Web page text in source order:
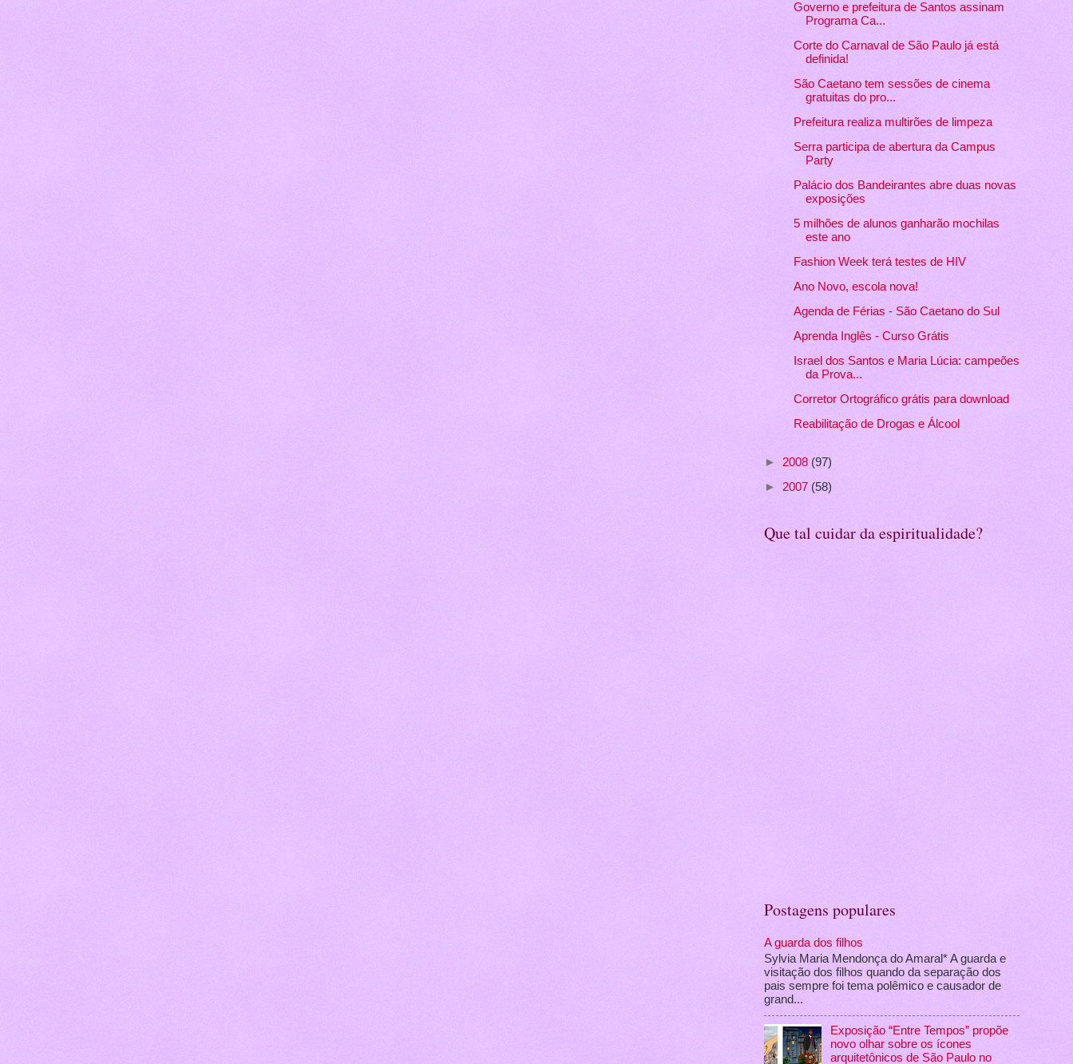
Governo e prefeitura de Santos assinam
Programa Ca...
Corte do Carnaval de São Paulo já está
definida!
São Caetano tem sessões de cinema
gratuitas do pro...
Prefeitura realiza multirões de limpeza
Serra participa de abertura da Campus
Party
Palácio dos Bandeirantes abre duas novas
exposições
5 milhões de alunos ganharão mochilas
este ano
Fashion Week terá testes de HIV
Ano Novo, escola nova!
Agenda de Férias - São Caetano do Sul
Aprenda Inglês - Curso Grátis
Israel dos Santos e Maria Lúcia: campeões
da Prova...
Corretor Ortográfico grátis para download
Reabilitação de Drogas e Álcool
► 2008 (97)
► 2007 (58)
Que tal cuidar da espiritualidade?
Postagens populares
A guarda dos filhos
Sylvia Maria Mendonça do Amaral* A guarda e
visitação dos filhos quando da separação dos
pais sempre foi tema polêmico e causador de
grand...
Exposição “Entre Tempos” propõe
novo olhar sobre os ícones
arquitetônicos de São Paulo no